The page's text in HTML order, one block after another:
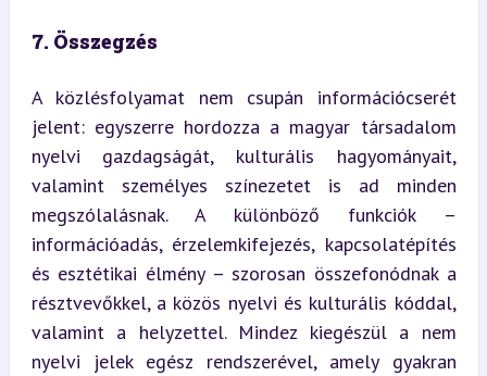
7. Összegzés
A közlésfolyamat nem csupán információcserét
jelent: egyszerre hordozza a magyar társadalom
nyelvi gazdagságát, kulturális hagyományait,
valamint személyes színezetet is ad minden
megszólalásnak. A különböző funkciók –
információadás, érzelemkifejezés, kapcsolatépítés
és esztétikai élmény – szorosan összefonódnak a
résztvevőkkel, a közös nyelvi és kulturális kóddal,
valamint a helyzettel. Mindez kiegészül a nem
nyelvi jelek egész rendszerével, amely gyakran